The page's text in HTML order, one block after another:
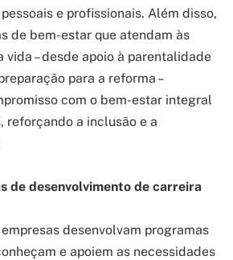
e profissionais. Além disso,
de bem-estar que atendam às
– desde apoio à parentalidade
para a reforma –
com o bem-estar integral
reforçando a inclusão e a
de desenvolvimento de carreira
desenvolvam programas
e apoiem as necessidades